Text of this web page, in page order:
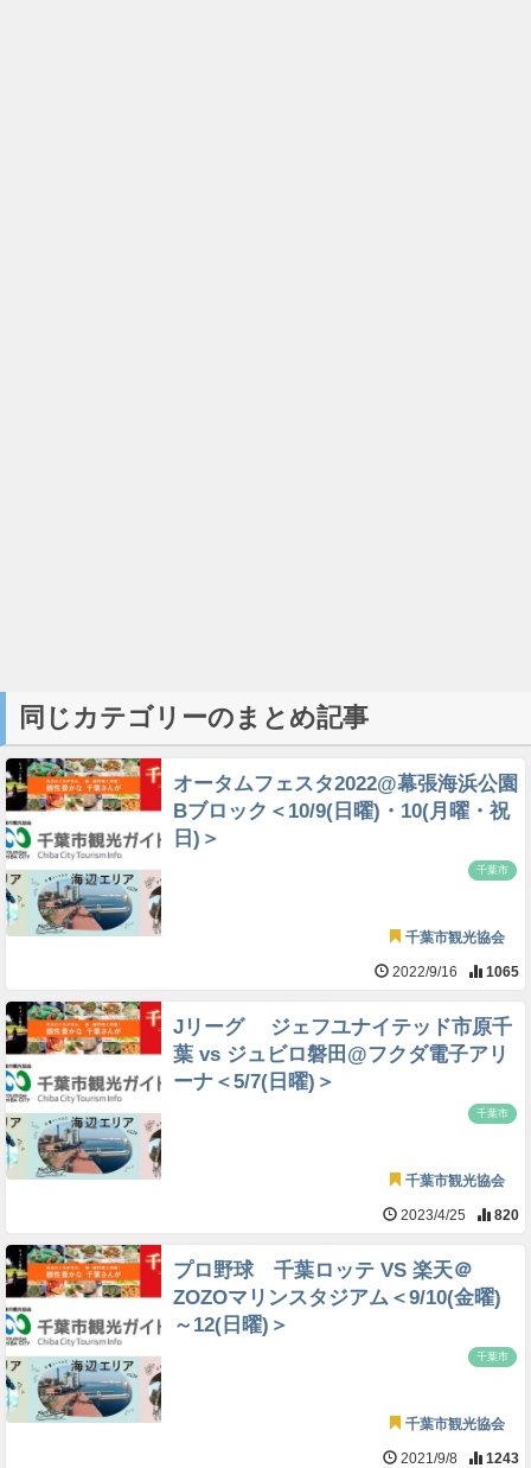
同じカテゴリーのまとめ記事
オータムフェスタ2022@幕張海浜公園
Bブロック＜10/9(日曜)・10(月曜・祝
日)＞
千葉市
千葉市観光協会
2022/9/16 1065
Jリーグ ジェフユナイテッド市原千
葉 vs ジュビロ磐田@フクダ電子アリ
ーナ＜5/7(日曜)＞
千葉市
千葉市観光協会
2023/4/25 820
プロ野球 千葉ロッテ VS 楽天＠
ZOZOマリンスタジアム＜9/10(金曜)
～12(日曜)＞
千葉市
千葉市観光協会
2021/9/8 1243